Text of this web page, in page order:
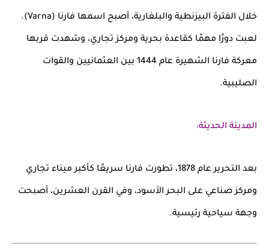
خلال الفترة البيزنطية والبلغارية، أصبح اسمها فارنا (Varna) .
لعبت دورًا مهمًا كقاعدة بحرية ومركز تجاري، وشهدت قربها
معركة فارنا الشهيرة عام 1444 بين العثمانيين والقوات
الصليبية.
المدينة الحديثة:
بعد التحرير عام 1878، تطورت فارنا سريعًا كأكبر ميناء تجاري
ومركز صناعي على البحر الأسود، وفي القرن العشرين، أصبحت
وجهة سياحية رئيسية.